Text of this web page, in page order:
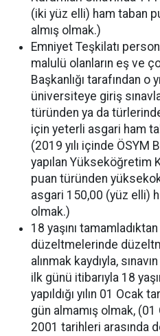
(iki yüz elli) ham taban
almış olmak.)
Emniyet Teşkilatı
malulü olanların eş ve
Başkanlığı tarafından o
üniversiteye giriş
türünden ya da
için yeterli asgari ham
(2019 yılı içinde ÖSYM
yapılan Yükseköğretim
puan türünden
asgari 150,00 (yüz elli)
olmak.)
18 yaşını
düzeltmelerinde
alınmak kaydıyla, sınavın
ilk günü itibarıyla 18
yapıldığı yılın 01 Ocak
gün almamış olmak,
2001 tarihleri arasında